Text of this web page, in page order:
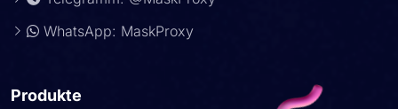
WhatsApp: MaskProxy
Produkte